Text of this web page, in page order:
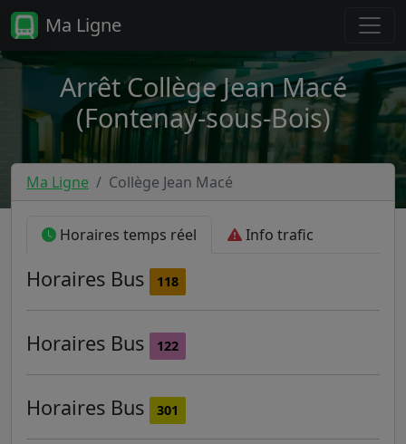
Ma Ligne
Arrêt Collège Jean Macé
(Fontenay-sous-Bois)
Ma Ligne Collège Jean Macé
Horaires temps réel Info trafic
Horaires Bus 118
Horaires Bus 122
Horaires Bus 301